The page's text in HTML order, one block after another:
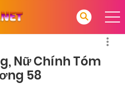
Nữ Chính Tóm
58